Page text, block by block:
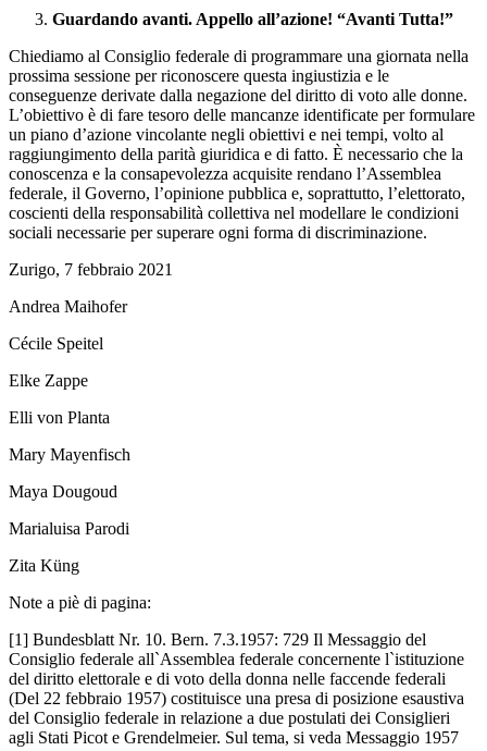
Guardando avanti. Appello all’azione! “Avanti Tutta!”
Chiediamo al Consiglio federale di programmare una giornata nella
prossima sessione per riconoscere questa ingiustizia e le
conseguenze derivate dalla negazione del diritto di voto alle donne.
L’obiettivo è di fare tesoro delle mancanze identificate per formulare
un piano d’azione vincolante negli obiettivi e nei tempi, volto al
raggiungimento della parità giuridica e di fatto. È necessario che la
conoscenza e la consapevolezza acquisite rendano l’Assemblea
federale, il Governo, l’opinione pubblica e, soprattutto, l’elettorato,
coscienti della responsabilità collettiva nel modellare le condizioni
sociali necessarie per superare ogni forma di discriminazione.
Zurigo, 7 febbraio 2021
Andrea Maihofer
Cécile Speitel
Elke Zappe
Elli von Planta
Mary Mayenfisch
Maya Dougoud
Marialuisa Parodi
Zita Küng
Note a piè di pagina:
[1] Bundesblatt Nr. 10. Bern. 7.3.1957: 729 Il Messaggio del
Consiglio federale all`Assemblea federale concernente l`istituzione
del diritto elettorale e di voto della donna nelle faccende federali
(Del 22 febbraio 1957) costituisce una presa di posizione esaustiva
del Consiglio federale in relazione a due postulati dei Consiglieri
agli Stati Picot e Grendelmeier. Sul tema, si veda Messaggio 1957